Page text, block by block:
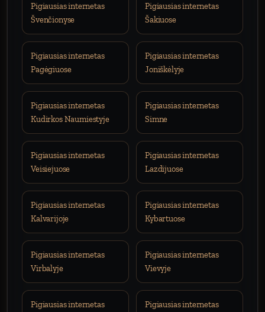
Pigiausias internetas
Švenčionyse
Pigiausias internetas
Šakiuose
Pigiausias internetas
Pagėgiuose
Pigiausias internetas
Joniškėlyje
Pigiausias internetas
Kudirkos Naumiestyje
Pigiausias internetas
Simne
Pigiausias internetas
Veisiejuose
Pigiausias internetas
Lazdijuose
Pigiausias internetas
Kalvarijoje
Pigiausias internetas
Kybartuose
Pigiausias internetas
Virbalyje
Pigiausias internetas
Vievyje
Pigiausias internetas
Pigiausias internetas